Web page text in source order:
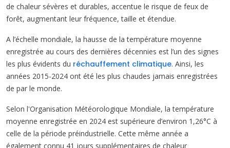
de chaleur sévères et durables, accentue le risque de feux de
forêt, augmentant leur fréquence, taille et étendue.
A l’échelle mondiale, la hausse de la température moyenne
enregistrée au cours des dernières décennies est l’un des signes
les plus évidents du réchauffement climatique. Ainsi, les
années 2015-2024 ont été les plus chaudes jamais enregistrées
de par le monde.
Selon l'Organisation Météorologique Mondiale, la température
moyenne enregistrée en 2024 est supérieure d’environ 1,26°C à
celle de la période préindustrielle. Cette même année a
également connu 41 jours supplémentaires de chaleur